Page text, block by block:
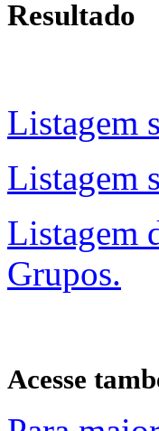
Resultado
Listagem
Listagem
Listagem
Grupos.
Acesse